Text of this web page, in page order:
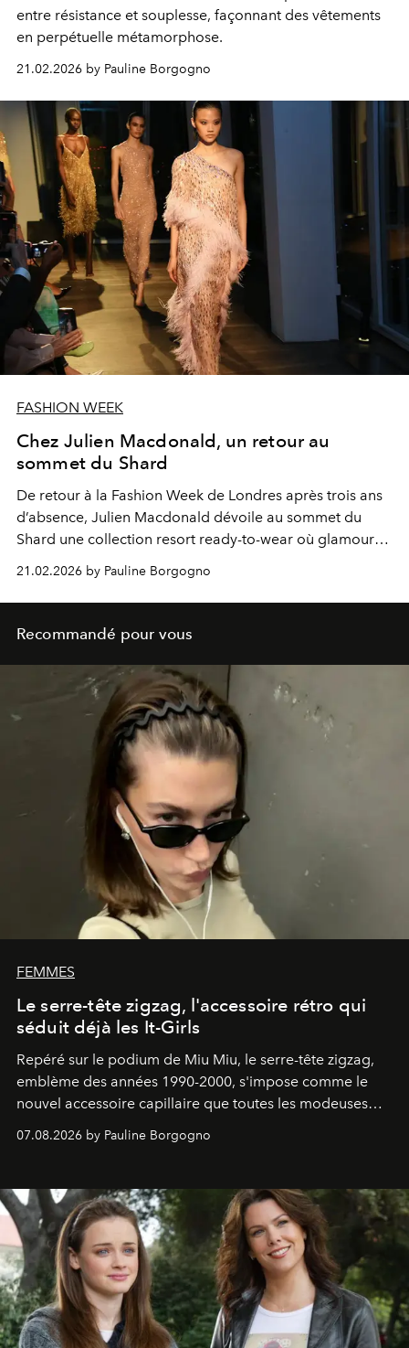
entre résistance et souplesse, façonnant des vêtements
en perpétuelle métamorphose.
21.02.2026 by Pauline Borgogno
FASHION WEEK
Chez Julien Macdonald, un retour au
sommet du Shard
De retour à la Fashion Week de Londres après trois ans
d’absence, Julien Macdonald dévoile au sommet du
Shard une collection resort ready-to-wear où glamour
couture et énergie londonienne s’élèvent à l’unisson.
21.02.2026 by Pauline Borgogno
Recommandé pour vous
FEMMES
Le serre-tête zigzag, l'accessoire rétro qui
séduit déjà les It-Girls
Repéré sur le podium de Miu Miu, le serre-tête zigzag,
emblème des années 1990-2000, s'impose comme le
nouvel accessoire capillaire que toutes les modeuses
s'arrachent déjà.
07.08.2026 by Pauline Borgogno